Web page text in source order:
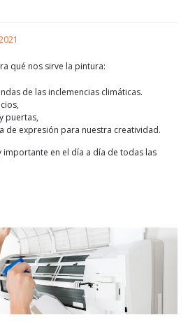
qué nos sirve la pintura:
de las inclemencias climáticas.
puertas,
de expresión para nuestra creatividad.
importante en el día a día de todas las